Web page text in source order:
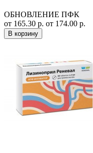
ОБНОВЛЕНИЕ ПФК
от 165.30 р. от 174.00 р.
В корзину